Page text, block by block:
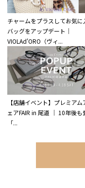
チャームをプラスしてお気に
バッグをアップデート｜
VIOLAd'ORO（ヴィ...
【店舗イベント】プレミアム
ェアFAIR in 尾道 ｜ 10年後も
「...